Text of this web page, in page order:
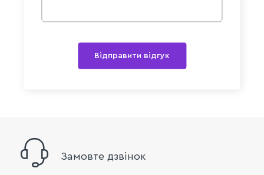
Відправити відгук
Замовте дзвінок